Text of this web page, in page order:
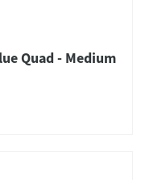
Quad - Medium